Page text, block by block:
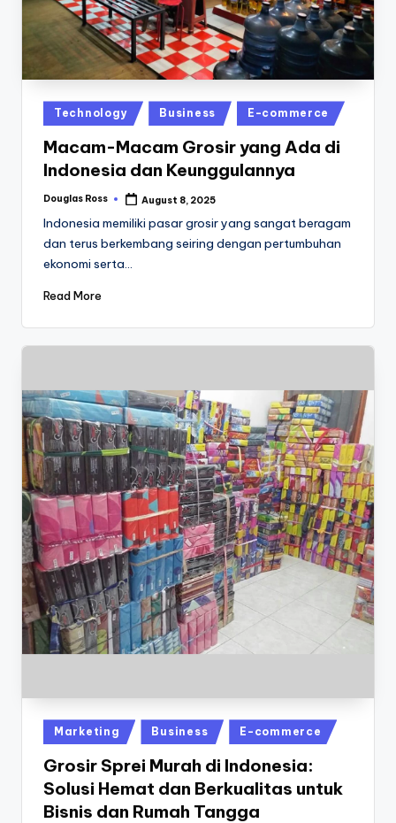
Posted
in
Technology Business E-commerce
Macam-Macam Grosir yang Ada di
Indonesia dan Keunggulannya
Posted
Douglas Ross August 8, 2025
Indonesia memiliki pasar grosir yang sangat beragam
dan terus berkembang seiring dengan pertumbuhan
ekonomi serta…
Read More
Posted
in
Marketing Business E-commerce
Grosir Sprei Murah di Indonesia:
Solusi Hemat dan Berkualitas untuk
Bisnis dan Rumah Tangga